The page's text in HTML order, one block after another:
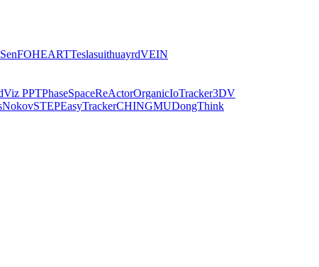
FOHEARTTeslasuithuayrdVEIN
PPTPhaseSpaceReActorOrganicIoTracker3DV
NokovSTEPEasyTrackerCHINGMUDongThink